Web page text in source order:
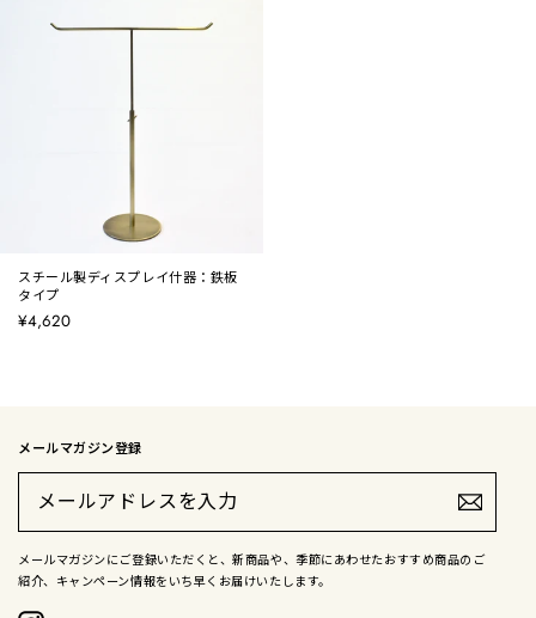
スチール製ディスプレイ什器：鉄板
タイプ
¥4,620
メールマガジン登録
ア
レ
ス
入
メールマガジンにご登録いただくと、新商品や、季節にあわせたおすすめ商品のご
紹介、キャンペーン情報をいち早くお届けいたします。